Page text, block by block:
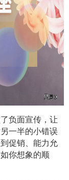
负面宣传，让
一半的小错误
促销、能力允
你想象的顺